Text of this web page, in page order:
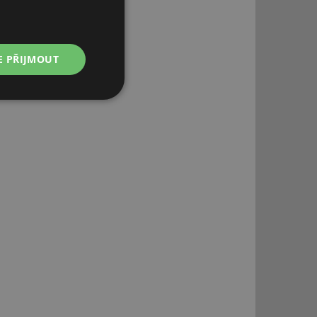
PŘIJMOUT
Nezařazené
účtu. Webové